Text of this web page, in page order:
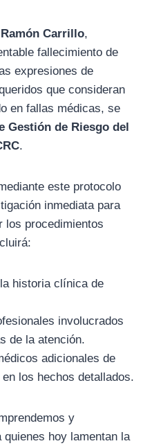
Carrillo,
fallecimiento de
expresiones de
que consideran
en fallas médicas, se
Gestión de Riesgo del
.
este protocolo
inmediata para
los procedimientos
historia clínica de
involucrados
de la atención.
adicionales de
los hechos detallados.
y
hoy lamentan la